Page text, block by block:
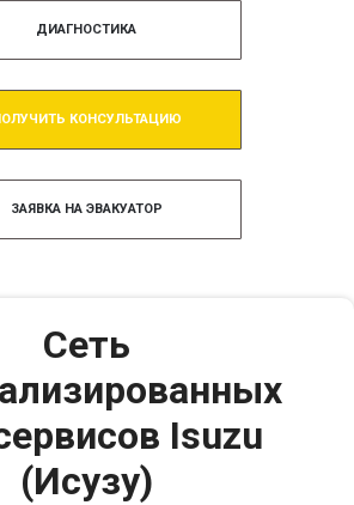
ДИАГНОСТИКА
КОНСУЛЬТАЦИЮ
ЗАЯВКА НА ЭВАКУАТОР
Сеть
Isuzu
(Исузу)